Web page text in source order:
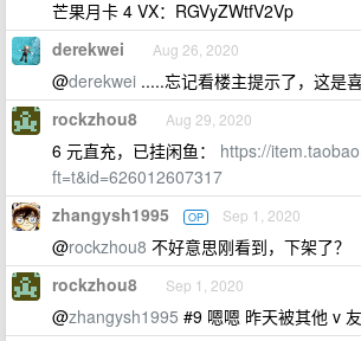
芒果月卡 4 VX：RGVyZWtfV2Vp
derekwei Aug 26, 2020
@derekwei .....忘记看楼主提示了，这是
rockzhou8 Aug 29, 2020
6 元直充，已挂闲鱼： https://
ft=t&id=626012607317
zhangysh1995 OP Sep 1, 2020
@rockzhou8 不好意思刚看到，下架了？
rockzhou8 Sep 1, 2020
@zhangysh1995 #9 嗯嗯 昨天被其他 v